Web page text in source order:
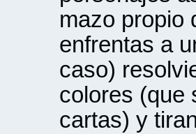
mazo propio
enfrentas a
caso)
colores (que
cartas) y